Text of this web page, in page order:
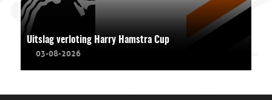
Uitslag verloting Harry Hamstra Cup
03-08-2026